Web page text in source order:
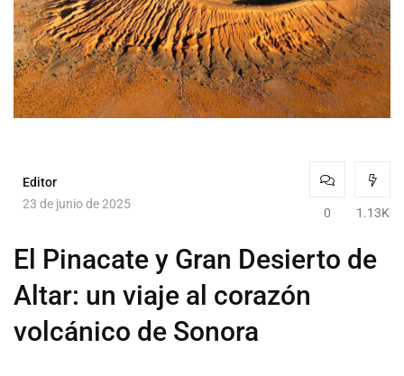
Editor
23 de junio de 2025
0 1.13K
El Pinacate y Gran Desierto de
Altar: un viaje al corazón
volcánico de Sonora